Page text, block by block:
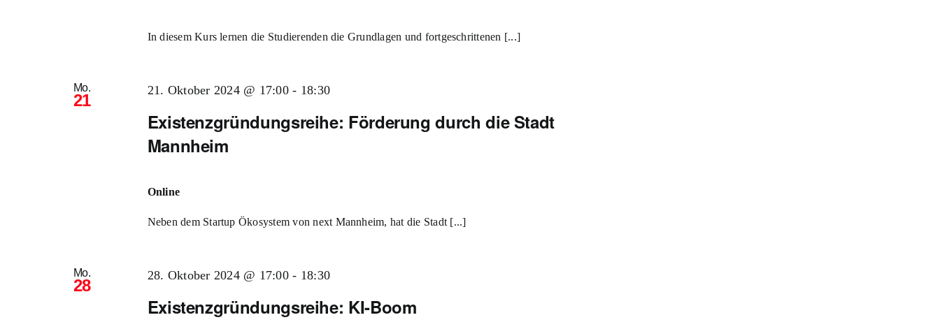
In diesem Kurs lernen die Studierenden die Grundlagen und fortgeschrittenen [...]
Mo.
21
Existenzgründungsreihe: Förderung durch die Stadt
Mannheim
21. Oktober 2024 @ 17:00 - 18:30
Online
Neben dem Startup Ökosystem von next Mannheim, hat die Stadt [...]
Mo.
28
Existenzgründungsreihe: KI-Boom
28. Oktober 2024 @ 17:00 - 18:30